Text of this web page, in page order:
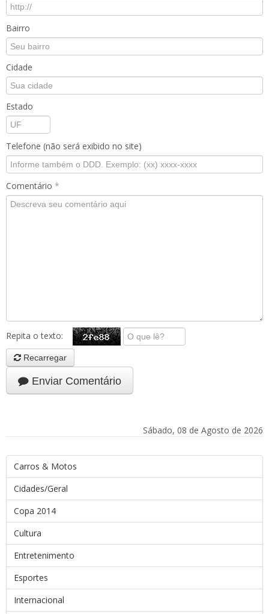
Bairro
Cidade
Estado
Telefone (não será exibido no site)
Comentário *
Repita o texto:
Recarregar
Enviar Comentário
Sábado, 08 de Agosto de 2026
Carros & Motos
Cidades/Geral
Copa 2014
Cultura
Entretenimento
Esportes
Internacional